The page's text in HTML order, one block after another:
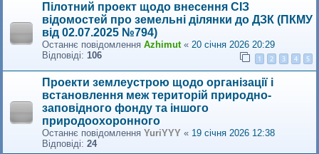
Пілотний проект щодо внесення СІЗ
відомостей про земельні ділянки до ДЗК (ПКМУ
від 02.07.2025 №794)
Останнє повідомлення Azhimut« 20 січня 2026 20:29
Відповіді: 106 1 2 3 4 5
Проекти землеустрою щодо організації і
встановлення меж територій природно-
заповідного фонду та іншого
природоохоронного
Останнє повідомлення YuriYYY « 19 січня 2026 12:38
Відповіді: 24